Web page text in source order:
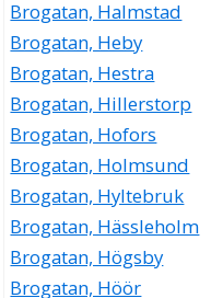
Brogatan, Halmstad
Brogatan, Heby
Brogatan, Hestra
Brogatan, Hillerstorp
Brogatan, Hofors
Brogatan, Holmsund
Brogatan, Hyltebruk
Brogatan, Hässleholm
Brogatan, Högsby
Brogatan, Höör